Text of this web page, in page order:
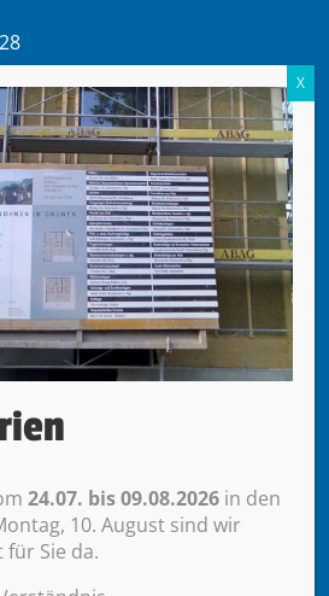
24.07. bis 09.08.2026 in den
10. August sind wir
Sie da.